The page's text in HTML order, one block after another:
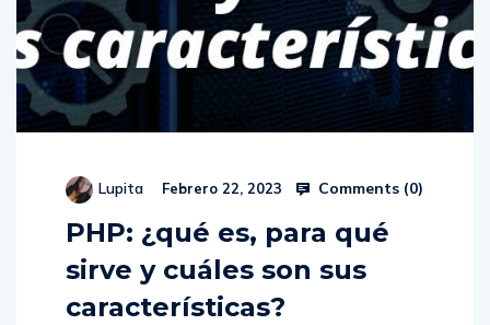
Lupita Febrero 22, 2023 Comments (0)
PHP: ¿qué es, para qué
sirve y cuáles son sus
características?